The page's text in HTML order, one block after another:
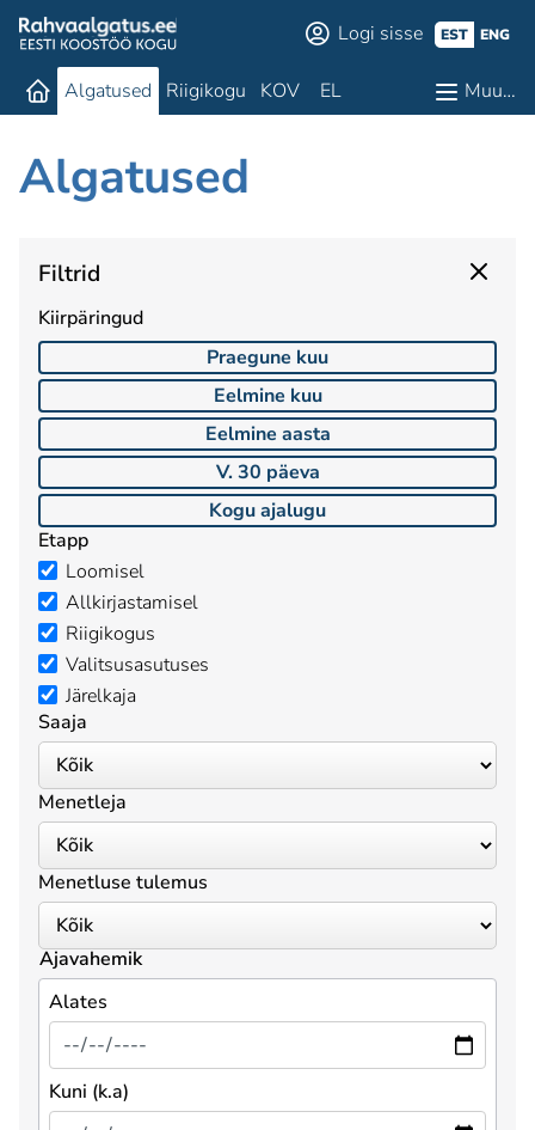
Logi sisse EST ENG
Algatused Riigikogu KOV EL Muu…
Algatused
Filtrid
Kiirpäringud
Praegune kuu
Eelmine kuu
Eelmine aasta
V. 30 päeva
Kogu ajalugu
Etapp
Loomisel
Allkirjastamisel
Riigikogus
Valitsusasutuses
Järelkaja
Saaja
Menetleja
Menetluse tulemus
Ajavahemik
Alates
Kuni (k.a)